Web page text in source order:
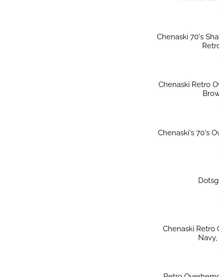
Chenaski 70's
Chenaski Retro
Chenaski's 70's
Chenaski Retro